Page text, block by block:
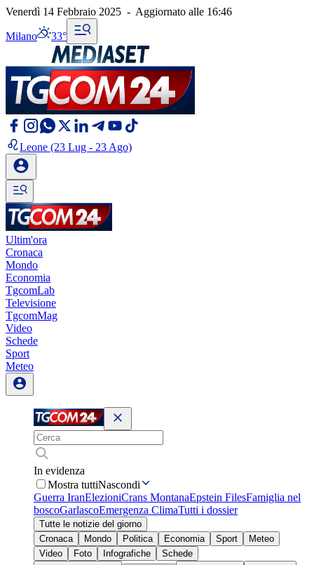
Venerdì 14 Febbraio 2025 - Aggiornato alle 16:46
Milano 33°
Leone (23 Lug - 23 Ago)
Ultim'ora
Cronaca
Mondo
Economia
TgcomLab
Televisione
TgcomMag
Video
Schede
Sport
Meteo
In evidenza
Mostra tuttiNascondi
Guerra IranElezioniCrans MontanaEpstein FilesFamiglia nel
boscoGarlascoEmergenza ClimaTutti i dossier
Tutte le notizie del giorno
Cronaca
Mondo Politica Economia Sport
Meteo
Video
Foto Infografiche
Schede